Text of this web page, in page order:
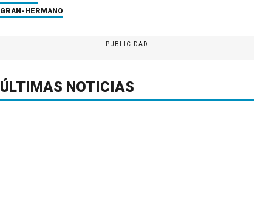
GRAN-HERMANO
PUBLICIDAD
ÚLTIMAS NOTICIAS